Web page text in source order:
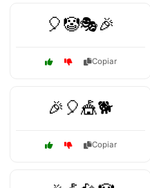
🎈🤡🎭🎉
Copiar
🎉🎈🎪🐕
Copiar